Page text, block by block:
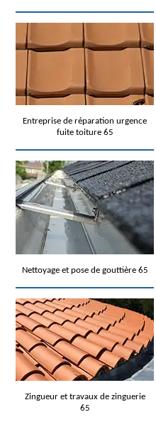
Entreprise de réparation urgence
fuite toiture 65
Nettoyage et pose de gouttière 65
Zingueur et travaux de zinguerie
65